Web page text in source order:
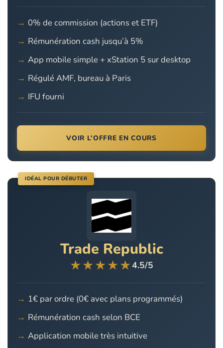
0% de commission (actions et ETF)
Rémunération cash jusqu’à 5%
App mobile simple + xStation 5 sur desktop
Régulé AMF, bureau à Paris
IFU fourni
VOIR L’OFFRE EN COURS
IDÉAL POUR DÉBUTER
Trade Republic
★★★★★4.5/5
1€ par ordre (0€ avec plans programmés)
Rémunération cash selon BCE
Application mobile très intuitive